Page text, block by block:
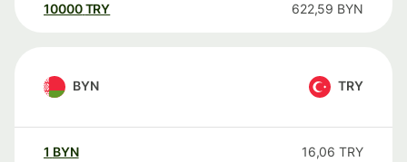
10000 TRY 622,59 BYN
BYN TRY
1 BYN 16,06 TRY